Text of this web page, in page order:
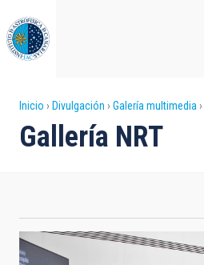
al
contenido
principal
Sobrescribir
enlaces
a
la
Inicio Divulgación Galería multimedia
Gallería NRT